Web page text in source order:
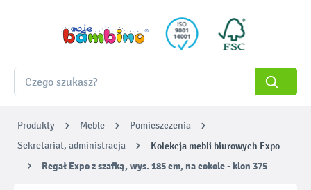
Produkty Meble
Pomieszczenia
Sekretariat, administracja
Kolekcja mebli biurowych Expo
Regał Expo z szafką, wys. 185 cm, na cokole - klon 375